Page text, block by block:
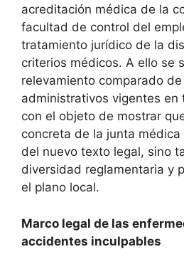
acreditación médica de la
facultad de control del
tratamiento jurídico de la
criterios médicos. A ello se
relevamiento comparado
administrativos vigentes en
con el objeto de mostrar
concreta de la junta
del nuevo texto legal, sino
diversidad reglamentaria y
el plano local.
Marco legal de las
accidentes inculpables